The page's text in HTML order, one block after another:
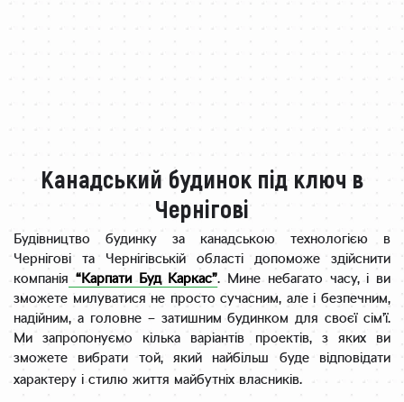
Канадський будинок під ключ в
Чернігові
Будівництво будинку за канадською технологією в
Чернігові та Чернігівській області допоможе здійснити
компанія “Карпати Буд Каркас”. Мине небагато часу, і ви
зможете милуватися не просто сучасним, але і безпечним,
надійним, а головне – затишним будинком для своєї сім’ї.
Ми запропонуємо кілька варіантів проектів, з яких ви
зможете вибрати той, який найбільш буде відповідати
характеру і стилю життя майбутніх власників.